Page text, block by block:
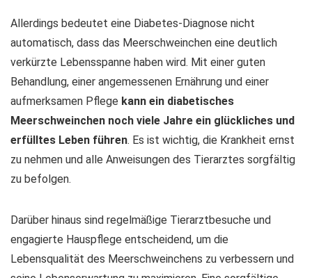
Allerdings bedeutet eine Diabetes-Diagnose nicht
automatisch, dass das Meerschweinchen eine deutlich
verkürzte Lebensspanne haben wird. Mit einer guten
Behandlung, einer angemessenen Ernährung und einer
aufmerksamen Pflege kann ein diabetisches
Meerschweinchen noch viele Jahre ein glückliches und
erfülltes Leben führen. Es ist wichtig, die Krankheit ernst
zu nehmen und alle Anweisungen des Tierarztes sorgfältig
zu befolgen.
Darüber hinaus sind regelmäßige Tierarztbesuche und
engagierte Hauspflege entscheidend, um die
Lebensqualität des Meerschweinchens zu verbessern und